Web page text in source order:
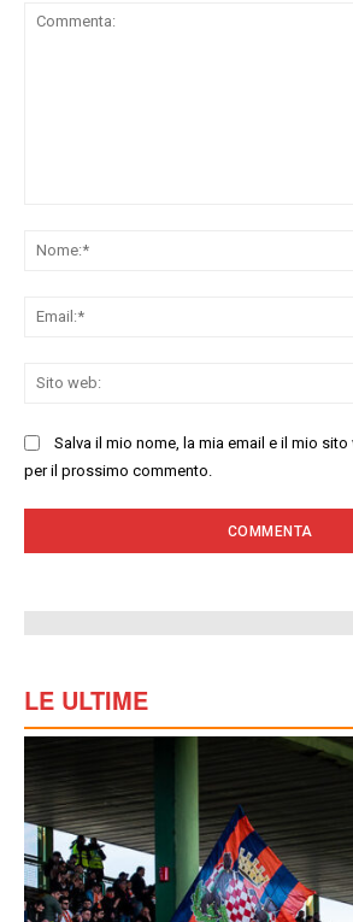
Salva il mio nome, la mia email e il mio
per il prossimo commento.
LE ULTIME